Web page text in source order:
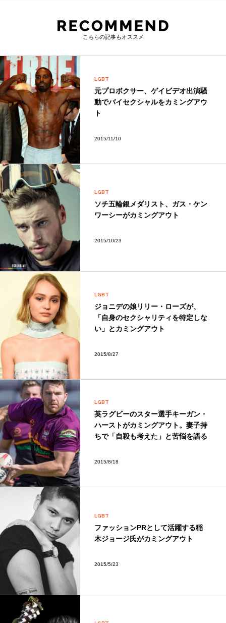
こちらの記事もオススメ
LGBT
元プロボクサー、ゲイビデオ出演騒
動でバイセクシャルをカミングアウ
ト
2015/11/10
LGBT
ソチ五輪銀メダリスト、ガス・ケン
ワーシーがカミングアウト
2015/10/23
LGBT
ジョニデの娘リリー・ローズが、
「自身のセクシャリティを特定しな
い」とカミングアウト
2015/8/27
LGBT
英ラグビーのスター選手キーガン・
ハーストがカミングアウト。妻子持
ちで「自殺も考えた」と苦悩を語る
2015/8/18
LGBT
ファッションPRとして活躍する稲
木ジョージ氏がカミングアウト
2015/5/23